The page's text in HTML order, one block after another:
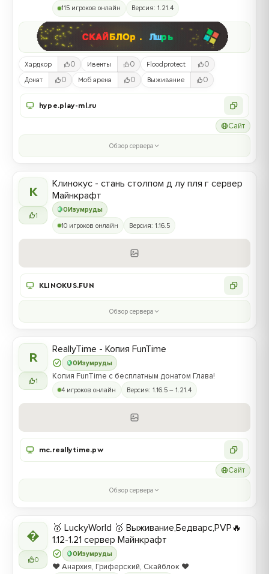
115 игроков онлайн Версия: 1.21.4
Хардкор 0 Ивенты 0 Floodprotect 0
Донат 0 Моб арена 0 Выживание 0
hype.play-ml.ru
Сайт
Обзор сервера
К
1
0Изумруды
Клинокус - стань столпом д лу пля г сервер
Майнкрафт
10 игроков онлайн Версия: 1.16.5
KLINOKUS.FUN
Обзор сервера
R
1
0Изумруды
ReallyTime - Копия FunTime
Копия FunTime с бесплатным донатом Глава!
4 игроков онлайн Версия: 1.16.5 – 1.21.4
mc.reallytime.pw
Сайт
Обзор сервера

0
0Изумруды
🥇 LuckyWorld 🥇 Выживание,Бедварс,PVP🔥
1.12-1.21 сервер Майнкрафт
❤️ Анархия, Гриферский, Скайблок ❤️